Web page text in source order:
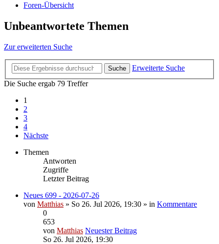
Foren-Übersicht
Unbeantwortete Themen
Zur erweiterten Suche
Suche
Erweiterte Suche
Die Suche ergab 79 Treffer
1
2
3
4
Nächste
Themen
Antworten
Zugriffe
Letzter Beitrag
Neues 699 - 2026-07-26
von Matthias » So 26. Jul 2026, 19:30 » in Kommentare
0
653
von Matthias Neuester Beitrag
So 26. Jul 2026, 19:30